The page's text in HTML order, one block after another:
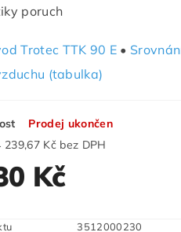
poruch
Trotec TTK 90 E •
(tabulka)
Prodej ukončen
4 239,67 Kč bez DPH
Kč
3512000230